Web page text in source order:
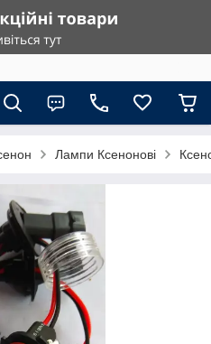
Лампи Ксенонові